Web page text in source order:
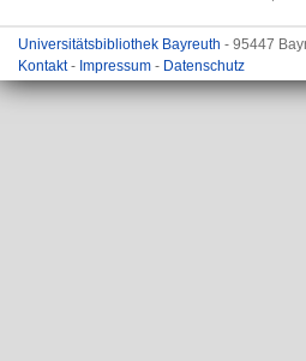
Universitätsbibliothek Bayreuth - 95447
Kontakt- Impressum - Datenschutz